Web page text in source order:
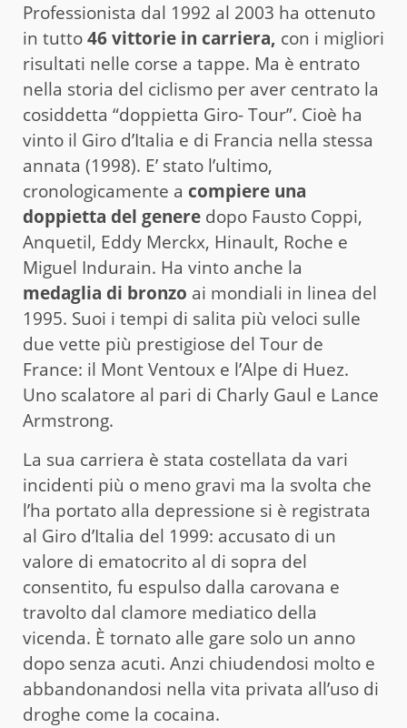
Professionista dal 1992 al 2003 ha ottenuto
in tutto46 vittorie in carriera, con i migliori
risultati nelle corse a tappe. Ma è entrato
nella storia del ciclismo per aver centrato la
cosiddetta “doppietta Giro- Tour”. Cioè ha
vinto il Giro d’Italia e di Francia nella stessa
annata (1998). E’ stato l’ultimo,
cronologicamente a compiere una
doppietta del genere dopo Fausto Coppi,
Anquetil, Eddy Merckx, Hinault, Roche e
Miguel Indurain. Ha vinto anche la
medaglia di bronzo ai mondiali in linea del
1995. Suoi i tempi di salita più veloci sulle
due vette più prestigiose del Tour de
France: il Mont Ventoux e l’Alpe di Huez.
Uno scalatore al pari di Charly Gaul e Lance
Armstrong.
La sua carriera è stata costellata da vari
incidenti più o meno gravi ma la svolta che
l’ha portato alla depressione si è registrata
al Giro d’Italia del 1999: accusato di un
valore di ematocrito al di sopra del
consentito, fu espulso dalla carovana e
travolto dal clamore mediatico della
vicenda. È tornato alle gare solo un anno
dopo senza acuti. Anzi chiudendosi molto e
abbandonandosi nella vita privata all’uso di
droghe come la cocaina.